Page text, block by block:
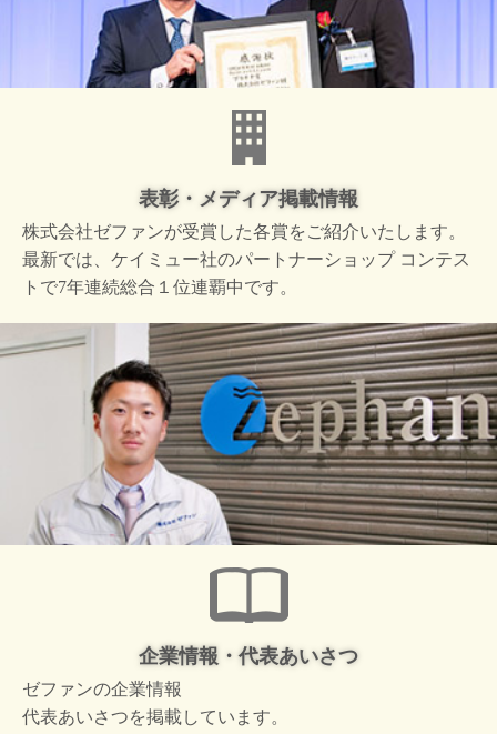
表彰・メディア掲載情報
株式会社ゼファンが受賞した各賞をご紹介いたします。
最新では、ケイミュー社のパートナーショップ コンテス
トで7年連続総合１位連覇中です。
企業情報・代表あいさつ
ゼファンの企業情報
代表あいさつを掲載しています。